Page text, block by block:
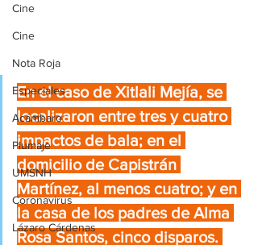
Cine
Cine
Nota Roja
Especiales
Acámbaro
Plumaje
UMSNH
Coronavirus
Lázaro Cárdenas
En el caso de Xitlali Mejía, se
localizaron entre tres y cuatro
impactos de bala; en el
domicilio de Capistrán
Martínez, al menos cuatro; y en
la casa de los padres de Alma
Rosa Santos, cinco disparos.